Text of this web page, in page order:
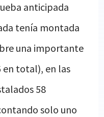
anticipada
tenía montada
una importante
en total), en las
58
solo uno